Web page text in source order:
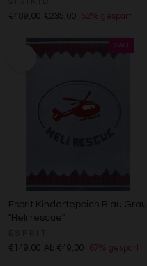
€489,00 €235,00 52% gespart
Esprit Kinderteppich Blau Grau
"Heli rescue"
€149,00 Ab €49,00 67% gespart